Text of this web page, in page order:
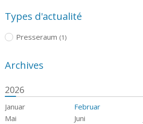
Types d'actualité
Presseraum (1)
Archives
2026
Januar Februar
Mai
Juni